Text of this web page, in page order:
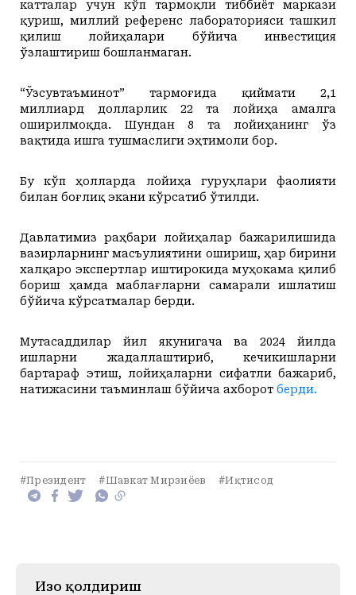
катталар учун кўп тармоқли тиббиёт маркази
қуриш, миллий референс лабораторияси ташкил
қилиш лойиҳалари бўйича инвестиция
ўзлаштириш бошланмаган.
“Ўзсувтаъминот” тармоғида қиймати 2,1
миллиард долларлик 22 та лойиҳа амалга
оширилмоқда. Шундан 8 та лойиҳанинг ўз
вақтида ишга тушмаслиги эҳтимоли бор.
Бу кўп ҳолларда лойиҳа гуруҳлари фаолияти
билан боғлиқ экани кўрсатиб ўтилди.
Давлатимиз раҳбари лойиҳалар бажарилишида
вазирларнинг масъулиятини ошириш, ҳар бирини
халқаро экспертлар иштирокида муҳокама қилиб
бориш ҳамда маблағларни самарали ишлатиш
бўйича кўрсатмалар берди.
Мутасаддилар йил якунигача ва 2024 йилда
ишларни жадаллаштириб, кечикишларни
бартараф этиш, лойиҳаларни сифатли бажариб,
натижасини таъминлаш бўйича ахборот берди.
#Президент #Шавкат Мирзиёев #Иқтисод
Изоҳ қолдириш